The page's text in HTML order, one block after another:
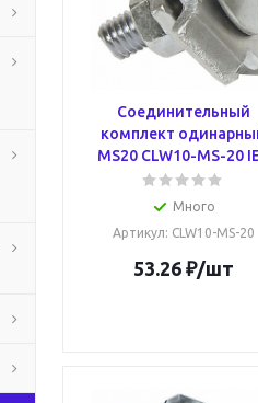
Соединительный
комплект
MS20 CLW10-MS-20
Много
Артикул: CLW10-MS-20
53.26₽/шт